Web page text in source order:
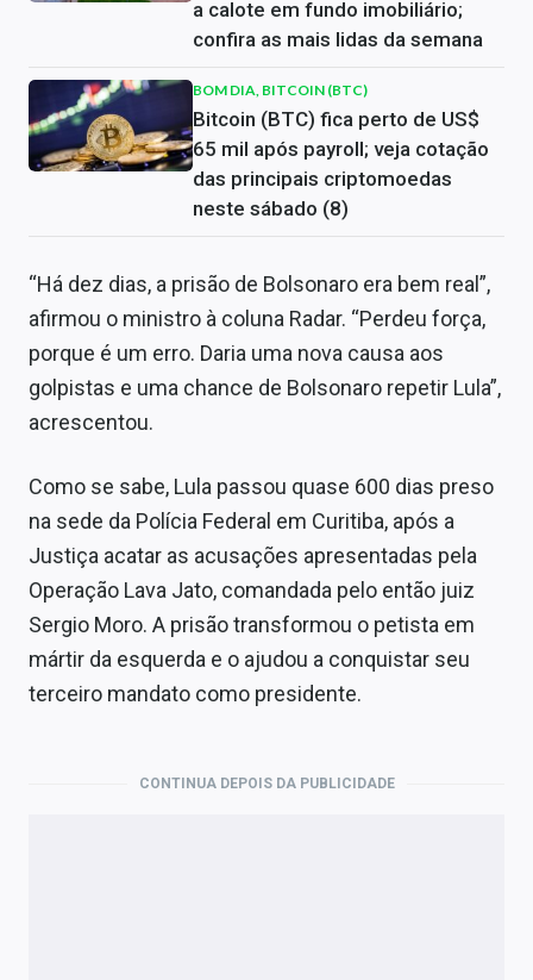
a calote em fundo imobiliário;
confira as mais lidas da semana
BOM DIA, BITCOIN (BTC)
Bitcoin (BTC) fica perto de US$
65 mil após payroll; veja cotação
das principais criptomoedas
neste sábado (8)
“Há dez dias, a prisão de Bolsonaro era bem real”,
afirmou o ministro à coluna Radar. “Perdeu força,
porque é um erro. Daria uma nova causa aos
golpistas e uma chance de Bolsonaro repetir Lula”,
acrescentou.
Como se sabe, Lula passou quase 600 dias preso
na sede da Polícia Federal em Curitiba, após a
Justiça acatar as acusações apresentadas pela
Operação Lava Jato, comandada pelo então juiz
Sergio Moro. A prisão transformou o petista em
mártir da esquerda e o ajudou a conquistar seu
terceiro mandato como presidente.
CONTINUA DEPOIS DA PUBLICIDADE